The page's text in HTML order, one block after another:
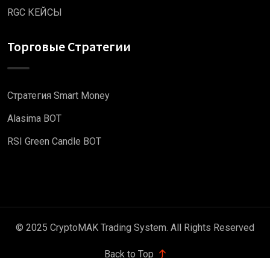
RGC КЕЙСЫ
Торговые Стратегии
Стратегия Smart Money
Alasima BOT
RSI Green Candle BOT
© 2025 CryptoMAK Trading System. All Rights Reserved
Back to Top